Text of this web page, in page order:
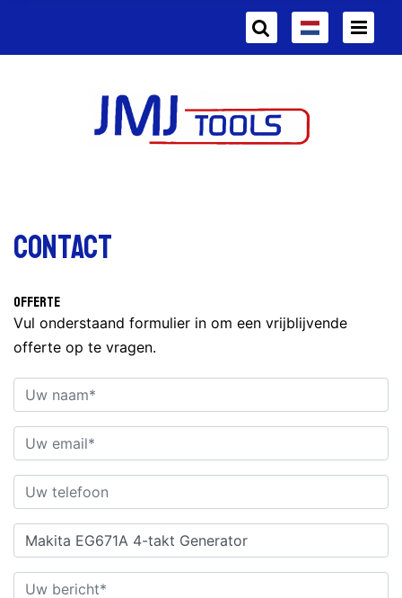
Contact
Offerte
Vul onderstaand formulier in om een vrijblijvende
offerte op te vragen.